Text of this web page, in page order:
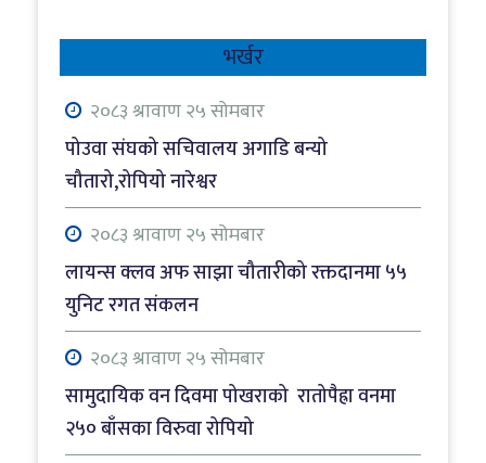
भर्खर
२०८३ श्रावाण २५ सोमबार
पोउवा संघको सचिवालय अगाडि बन्यो
चौतारो,रोपियो नारेश्वर
२०८३ श्रावाण २५ सोमबार
लायन्स क्लव अफ साझा चौतारीको रक्तदानमा ५५
युनिट रगत संकलन
२०८३ श्रावाण २५ सोमबार
सामुदायिक वन दिवमा पोखराको रातोपैह्रा वनमा
२५० बाँसका विरुवा रोपियो